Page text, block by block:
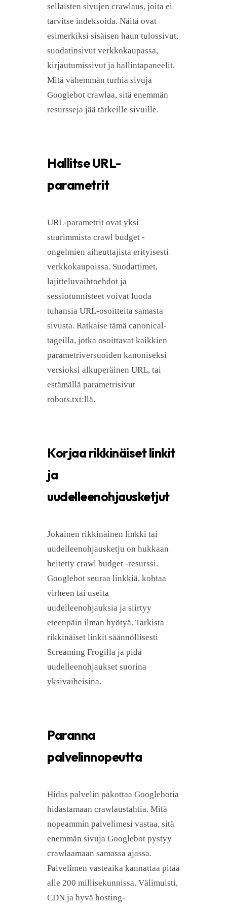
sellaisten sivujen crawlaus, joita ei
tarvitse indeksoida. Näitä ovat
esimerkiksi sisäisen haun tulossivut,
suodatinsivut verkkokaupassa,
kirjautumissivut ja hallintapaneelit.
Mitä vähemmän turhia sivuja
Googlebot crawlaa, sitä enemmän
resursseja jää tärkeille sivuille.
Hallitse URL-
parametrit
URL-parametrit ovat yksi
suurimmista crawl budget -
ongelmien aiheuttajista erityisesti
verkkokaupoissa. Suodattimet,
lajitteluvaihtoehdot ja
sessiotunnisteet voivat luoda
tuhansia URL-osoitteita samasta
sivusta. Ratkaise tämä canonical-
tageilla, jotka osoittavat kaikkien
parametriversuoiden kanoniseksi
versioksi alkuperäinen URL, tai
estämällä parametrisivut
robots.txt:llä.
Korjaa rikkinäiset linkit
ja
uudelleenohjausketjut
Jokainen rikkinäinen linkki tai
uudelleenohjausketju on hukkaan
heitetty crawl budget -resurssi.
Googlebot seuraa linkkiä, kohtaa
virheen tai useita
uudelleenohjauksia ja siirtyy
eteenpäin ilman hyötyä. Tarkista
rikkinäiset linkit säännöllisesti
Screaming Frogilla ja pidä
uudelleenohjaukset suorina
yksivaiheisina.
Paranna
palvelinnopeutta
Hidas palvelin pakottaa Googlebotia
hidastamaan crawlaustahtia. Mitä
nopeammin palvelimesi vastaa, sitä
enemmän sivuja Googlebot pystyy
crawlaamaan samassa ajassa.
Palvelimen vasteaika kannattaa pitää
alle 200 millisekunnissa. Välimuisti,
CDN ja hyvä hosting-